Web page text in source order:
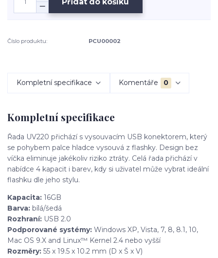
Číslo produktu: PCU00002
Kompletní specifikace Komentáře 0
Kompletní specifikace
Řada UV220 přichází s vysouvacím USB konektorem, který
se pohybem palce hladce vysouvá z flashky. Design bez
víčka eliminuje jakékoliv riziko ztráty. Celá řada přichází v
nabídce 4 kapacit i barev, kdy si uživatel může vybrat ideální
flashku dle jeho stylu.
Kapacita: 16GB
Barva: bílá/šedá
Rozhraní: USB 2.0
Podporované systémy: Windows XP, Vista, 7, 8, 8.1, 10,
Mac OS 9.X and Linux™ Kernel 2.4 nebo vyšší
Rozměry: 55 x 19.5 x 10.2 mm (D x Š x V)